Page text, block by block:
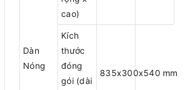
Dàn
Nóng
cao)
Kích
thước
đóng
gói (dài
835x300x540 mm